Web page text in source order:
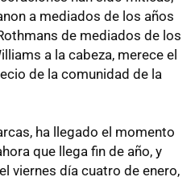
a mediados de los años
de mediados de los
a la cabeza, merece el
de la comunidad de la
ha llegado el momento
que llega fin de año, y
viernes día cuatro de enero,